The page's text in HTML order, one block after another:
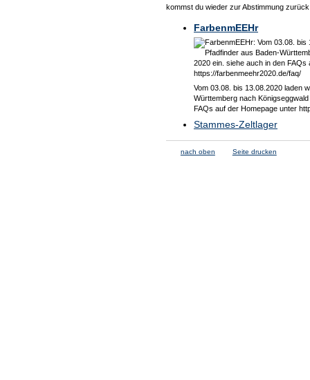
kommst du wieder zur Abstimmung
FarbenmEEHr
Vom 03.08. bis 13.08.2020 laden
Württemberg nach
FAQs auf der Homepage unter
Stammes-Zeltlager
nach oben Seite drucken